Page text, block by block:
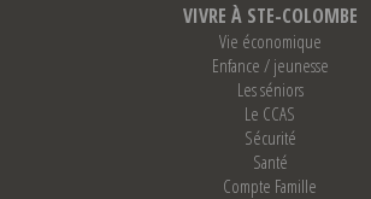
VIVRE À STE-COLOMBE
Vie économique
Enfance / jeunesse
Les séniors
Le CCAS
Sécurité
Santé
Compte Famille